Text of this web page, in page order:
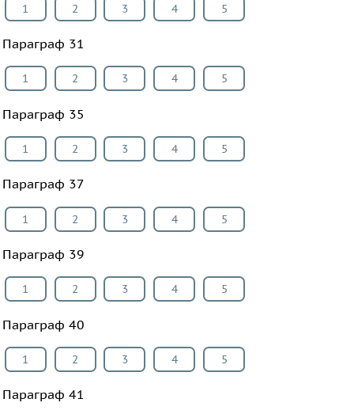
1 2 3 4 5
Параграф 31
1 2 3 4 5
Параграф 35
1 2 3 4 5
Параграф 37
1 2 3 4 5
Параграф 39
1 2 3 4 5
Параграф 40
1 2 3 4 5
Параграф 41